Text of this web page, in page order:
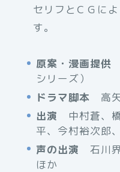
セリフとＣＧに
す。
原案・漫画提供
シリーズ）
ドラマ脚本 高
出演 中村蒼、
平、今村裕次郎
声の出演 石川
ほか